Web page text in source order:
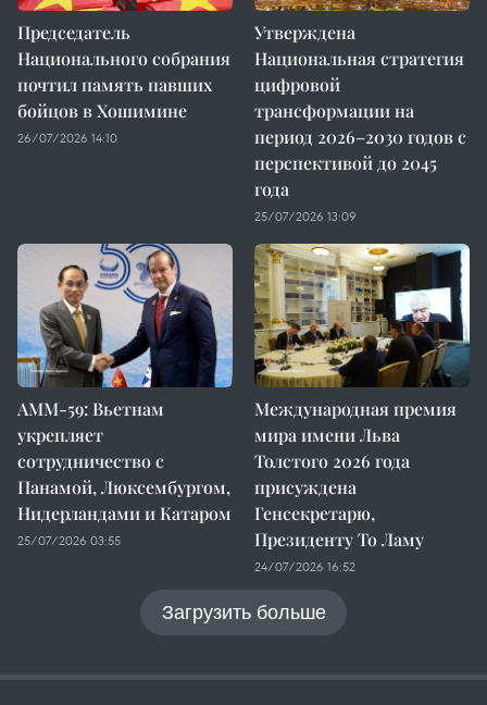
Председатель
Национального собрания
почтил память павших
бойцов в Хошимине
26/07/2026 14:10
Утверждена
Национальная стратегия
цифровой
трансформации на
период 2026–2030 годов с
перспективой до 2045
года
25/07/2026 13:09
AMM-59: Вьетнам
укрепляет
сотрудничество с
Панамой, Люксембургом,
Нидерландами и Катаром
25/07/2026 03:55
Международная премия
мира имени Льва
Толстого 2026 года
присуждена
Генсекретарю,
Президенту То Ламу
24/07/2026 16:52
Загрузить больше